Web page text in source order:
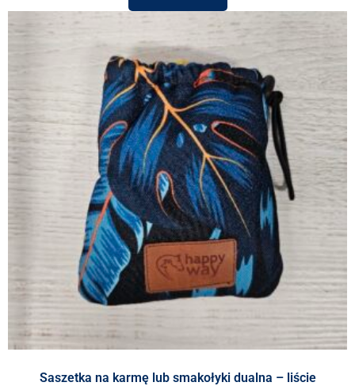
Saszetka na karmę lub smakołyki dualna – liście